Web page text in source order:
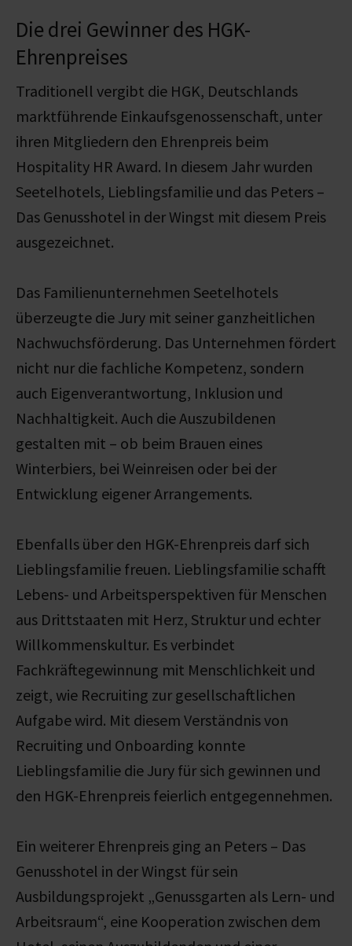
Die drei Gewinner des HGK-
Ehrenpreises
Traditionell vergibt die HGK, Deutschlands
marktführende Einkaufsgenossenschaft, unter
ihren Mitgliedern den Ehrenpreis beim
Hospitality HR Award. In diesem Jahr wurden
Seetelhotels, Lieblingsfamilie und das Peters –
Das Genusshotel in der Wingst mit diesem Preis
ausgezeichnet.
Das Familienunternehmen Seetelhotels
überzeugte die Jury mit seiner ganzheitlichen
Nachwuchsförderung. Das Unternehmen fördert
nicht nur die fachliche Kompetenz, sondern
auch Eigenverantwortung, Inklusion und
Nachhaltigkeit. Auch die Auszubildenen
gestalten mit – ob beim Brauen eines
Winterbiers, bei Weinreisen oder bei der
Entwicklung eigener Arrangements.
Ebenfalls über den HGK-Ehrenpreis darf sich
Lieblingsfamilie freuen. Lieblingsfamilie schafft
Lebens- und Arbeitsperspektiven für Menschen
aus Drittstaaten mit Herz, Struktur und echter
Willkommenskultur. Es verbindet
Fachkräftegewinnung mit Menschlichkeit und
zeigt, wie Recruiting zur gesellschaftlichen
Aufgabe wird. Mit diesem Verständnis von
Recruiting und Onboarding konnte
Lieblingsfamilie die Jury für sich gewinnen und
den HGK-Ehrenpreis feierlich entgegennehmen.
Ein weiterer Ehrenpreis ging an Peters – Das
Genusshotel in der Wingst für sein
Ausbildungsprojekt „Genussgarten als Lern- und
Arbeitsraum“, eine Kooperation zwischen dem